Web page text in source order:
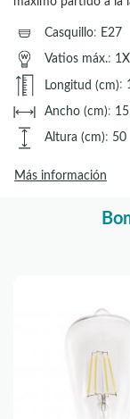
Casquillo: E27
Vatios máx.:
Longitud (cm):
Ancho (cm):
Altura (cm): 50
Más información